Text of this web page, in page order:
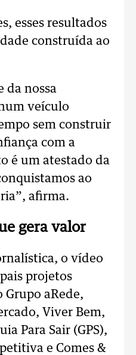
esses resultados
construída ao
da nossa
veículo
sem construir
com a
é um atestado da
ao
afirma.
gera valor
o vídeo
projetos
Grupo aRede,
Viver Bem,
Para Sair (GPS),
e Comes &